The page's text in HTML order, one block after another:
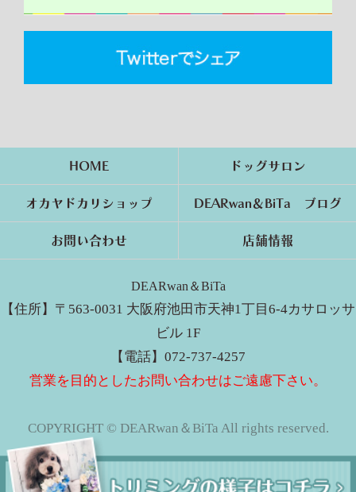
HOME ドッグサロン
オカヤドカリショップ DEARwan＆BiTa ブログ
お問い合わせ 店舗情報
DEARwan＆BiTa
【住所】〒563-0031 大阪府池田市天神1丁目6-4カサロッサ
ビル 1F
【電話】072-737-4257
営業を目的としたお問い合わせはご遠慮下さい。
COPYRIGHT © DEARwan＆BiTa All rights reserved.